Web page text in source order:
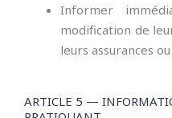
Informer
modification de
leurs assurances
ARTICLE 5 —